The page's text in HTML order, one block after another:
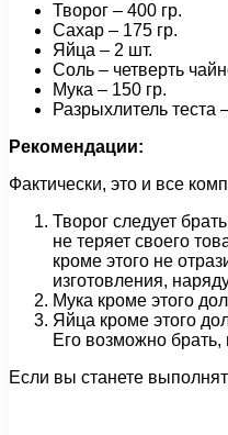
Творог – 400 гр.
Сахар – 175 гр.
Яйца – 2 шт.
Соль – четверть
Мука – 150 гр.
Разрыхлитель теста
Рекомендации:
Фактически, это и все
Творог следует
не теряет своего
кроме этого не
изготовления,
Мука кроме этого
Яйца кроме этого
Его возможно брать,
Если вы станете